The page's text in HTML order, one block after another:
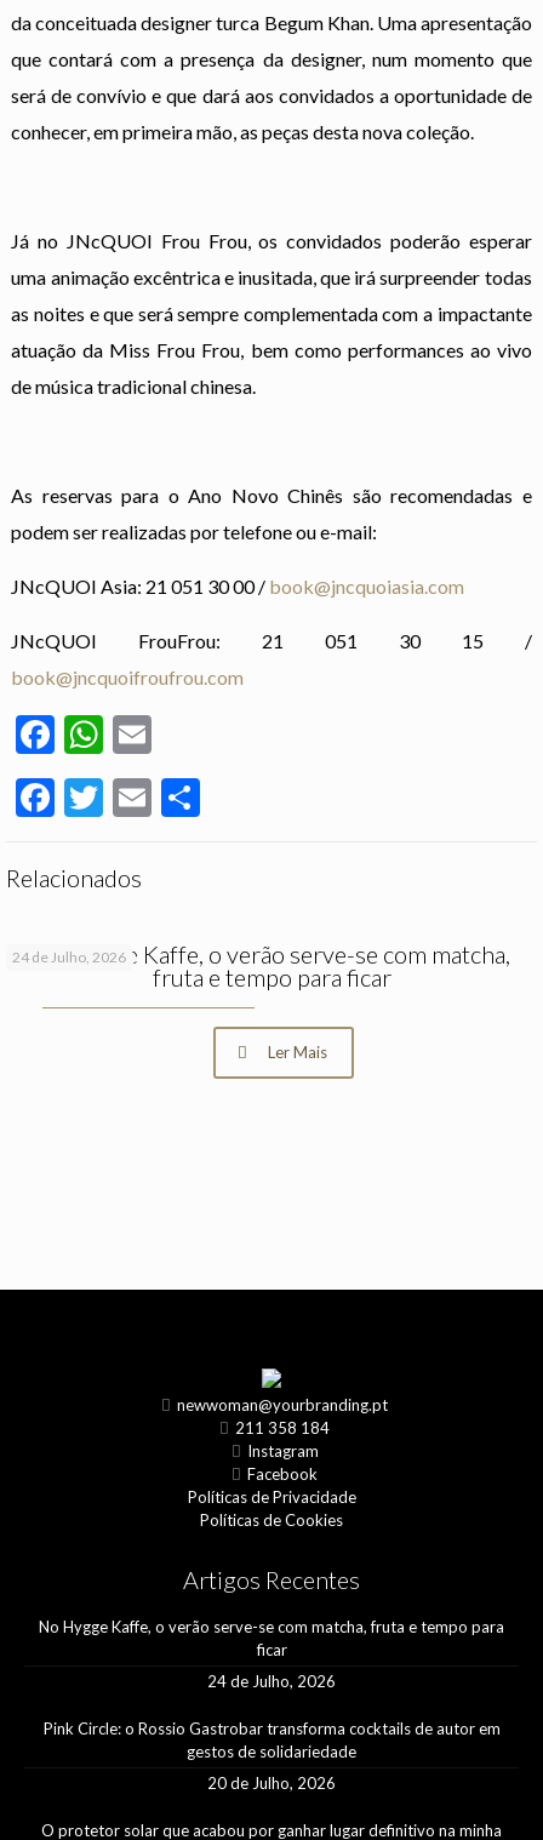
da conceituada designer turca Begum Khan. Uma apresentação
que contará com a presença da designer, num momento que
será de convívio e que dará aos convidados a oportunidade de
conhecer, em primeira mão, as peças desta nova coleção.
Já no JNcQUOI Frou Frou, os convidados poderão esperar
uma animação excêntrica e inusitada, que irá surpreender todas
as noites e que será sempre complementada com a impactante
atuação da Miss Frou Frou, bem como performances ao vivo
de música tradicional chinesa.
As reservas para o Ano Novo Chinês são recomendadas e
podem ser realizadas por telefone ou e-mail:
JNcQUOI Asia: 21 051 30 00 / book@jncquoiasia.com
JNcQUOI FrouFrou: 21 051 30 15 /
book@jncquoifroufrou.com
Facebook
WhatsApp
Facebook
Twitter
Email
Relacionados
24 de Julho, 2026
No Hygge Kaffe, o verão serve-se com matcha,
fruta e tempo para ficar
Ler Mais
newwoman@yourbranding.pt
211 358 184
Instagram
Facebook
Políticas de Privacidade
Políticas de Cookies
Artigos Recentes
No Hygge Kaffe, o verão serve-se com matcha, fruta e tempo para
ficar
24 de Julho, 2026
Pink Circle: o Rossio Gastrobar transforma cocktails de autor em
gestos de solidariedade
20 de Julho, 2026
O protetor solar que acabou por ganhar lugar definitivo na minha